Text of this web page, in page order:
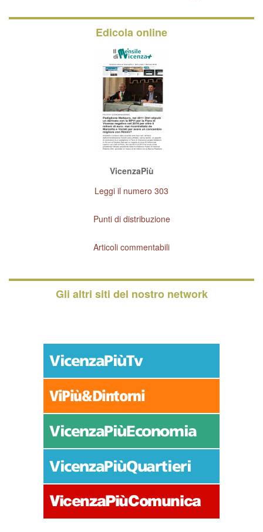
Edicola online
VicenzaPiù
Leggi il numero 303
Punti di distribuzione
Articoli commentabili
Gli altri siti del nostro network